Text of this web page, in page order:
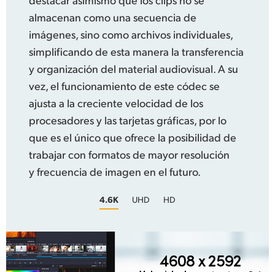
almacenan como una secuencia de
imágenes, sino como archivos individuales,
simplificando de esta manera la transferencia
y organización del material audiovisual. A su
vez, el funcionamientode este códec se
ajusta a la creciente velocidad de los
procesadores y las tarjetas gráficas, por lo
que es el único que ofrece la posibilidad de
trabajar con formatos de mayor resolución
y frecuencia de imagen en el futuro.
4.6K UHD HD
4608 x 2592